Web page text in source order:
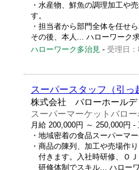
・水産物、鮮魚の調理加工や
す。
・担当者から部門全体を任せ
その後、本人... ハローワーク
ハローワーク多治見 - 受理日
スーパースタッフ（引っ
株式会社 バローホールデ
スーパーマーケットバロ
月給 200,000円 ～ 250,000円 -
・地域密着の食品スーパーマ
・商品の陳列、加工や売場作
付きます。入社時研修、Ｏ
研修体制でスキル... ハロー